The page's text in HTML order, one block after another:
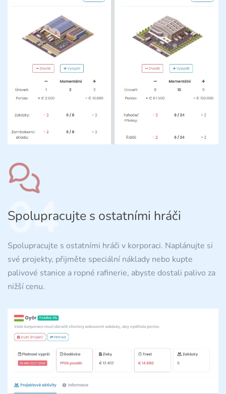
04
Spolupracujte s ostatními hráči
Spolupracujte s ostatními hráči v korporaci. Naplánujte si
své projekty, přijměte speciální náklady nebo kupte
palivové stanice a ropné rafinerie, abyste dostali palivo za
nižší cenu.